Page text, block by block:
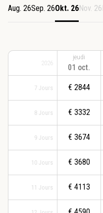
Aug. 26Sep. 26Okt. 26Nov. 26
2026
7 Jours
8 Jours
9 Jours
10 Jours
11 Jours
jeudi
01 oct.
€ 2844
€ 3332
€ 3674
€ 3680
€ 4113